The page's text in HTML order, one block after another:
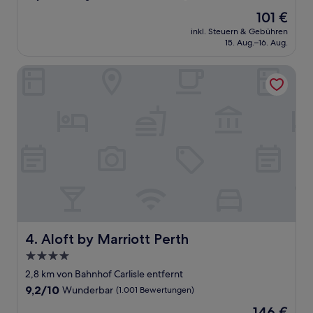
Der
Preis
beträgt
101 €
inkl. Steuern & Gebühren
15. Aug.–16. Aug.
4. Aloft by Marriott Perth
Aloft by Marriott Perth
4.0-
Sterne-
Unterkunft
2,8 km von Bahnhof Carlisle entfernt
9.2
9,2/10 Wunderbar (1.001 Bewertungen)
Der